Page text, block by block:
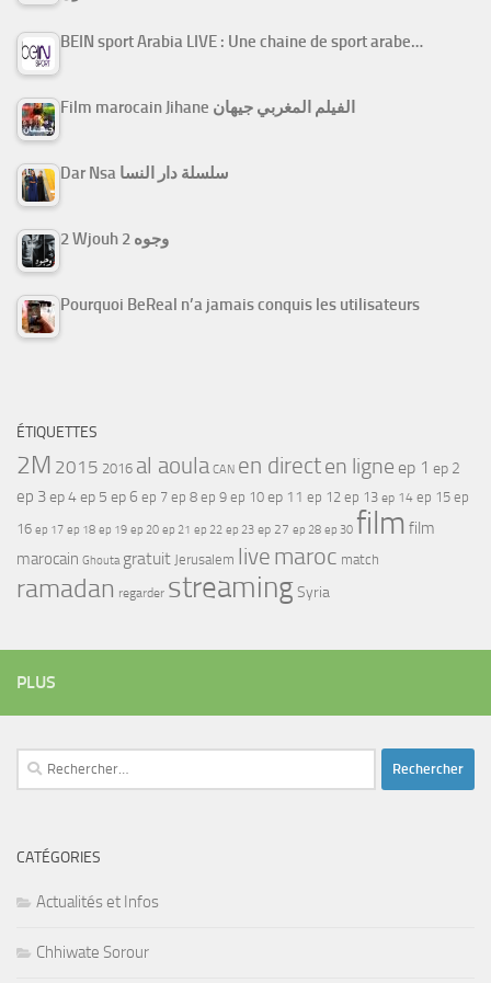
BEIN sport Arabia LIVE : Une chaine de sport arabe…
Film marocain Jihane الفيلم المغربي جيهان
Dar Nsa سلسلة دار النسا
2 Wjouh 2 وجوه
Pourquoi BeReal n’a jamais conquis les utilisateurs
ÉTIQUETTES
2M 2015 2016 al aoula CAN en directen ligne ep 1 ep 2
ep 3ep 4ep 5 ep 6 ep 7 ep 8 ep 9 ep 10 ep 11 ep 12 ep 13 ep 14 ep 15 ep
16 ep 17 ep 18 ep 19 ep 20 ep 21 ep 22 ep 23 ep 27 ep 28 ep 30 film film
marocain Ghouta gratuit Jerusalem live maroc match
ramadan regarder streamingSyria
PLUS
Rechercher :
CATÉGORIES
Actualités et Infos
Chhiwate Sorour